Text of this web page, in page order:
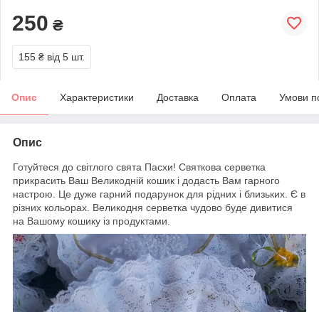
250 ₴
155 ₴ від 5 шт.
Опис Характеристики Доставка Оплата Умови
Опис
Готуйтеся до світлого свята Пасхи! Святкова серветка
прикрасить Ваш Великодній кошик і додасть Вам гарного
настрою. Це дуже гарний подарунок для рідних і близьких. Є в
різних кольорах. Великодня серветка чудово буде дивитися
на Вашому кошику із продуктами.